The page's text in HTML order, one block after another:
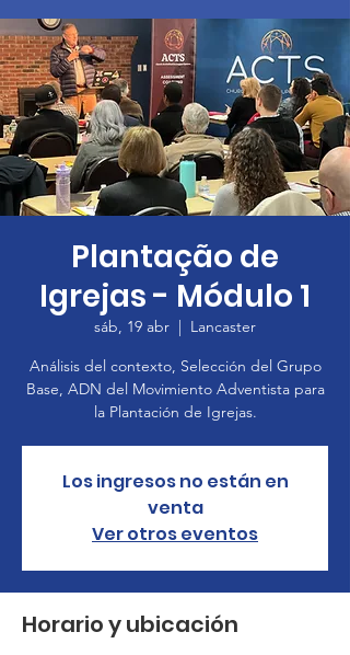
Plantação de
Igrejas - Módulo 1
sáb, 19 abr
  |
Lancaster
Análisis del contexto, Selección del Grupo
Base, ADN del Movimiento Adventista para
la Plantación de Igrejas.
Los ingresos no están en
venta
Ver otros eventos
Horario y ubicación